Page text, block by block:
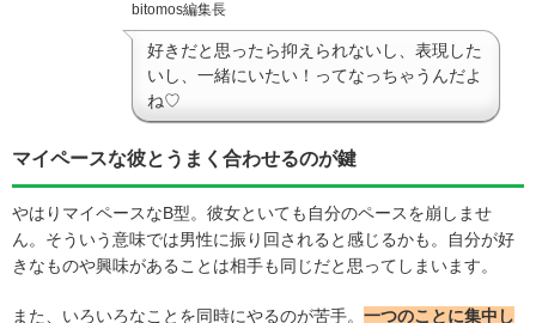
bitomos編集長
好きだと思ったら抑えられないし、表現した
いし、一緒にいたい！ってなっちゃうんだよ
ね♡
マイペースな彼とうまく合わせるのが鍵
やはりマイペースなB型。彼女といても自分のペースを崩しませ
ん。そういう意味では男性に振り回されると感じるかも。自分が好
きなものや興味があることは相手も同じだと思ってしまいます。
また、いろいろなことを同時にやるのが苦手。 一つのことに集中し